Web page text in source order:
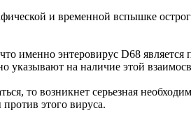
и временной вспышке
именно энтеровирус D68
указывают на наличие этой
то возникнет серьезная
этого вируса.